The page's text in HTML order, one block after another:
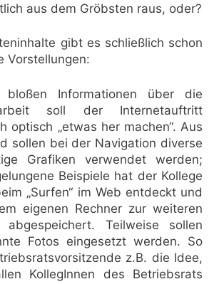
aus dem Gröbsten raus, oder?
gibt es schließlich schon
Vorstellungen:
Informationen über die
soll der Internetauftritt
optisch „etwas her machen“. Aus
sollen bei der Navigation diverse
Grafiken verwendet werden;
Beispiele hat der Kollege
„Surfen“ im Web entdeckt und
eigenen Rechner zur weiteren
abgespeichert. Teilweise sollen
Fotos eingesetzt werden. So
z.B. die Idee,
KollegInnen des Betriebsrats